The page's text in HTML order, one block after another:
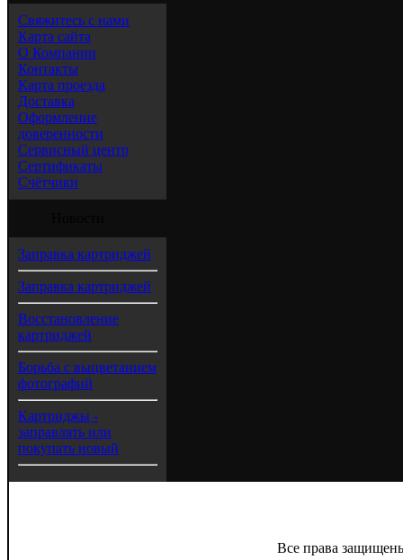
Свяжитесь с нами
Карта сайта
О Компании
Контакты
Карта проезда
Доставка
Оформление
доверенности
Сервисный центр
Сертификаты
Счётчики
Заправка картриджей
Заправка картриджей
Восстановление
картриджей
Борьба с выцветанием
фотографий
Картриджы -
заправлять или
покупать новый
Все права